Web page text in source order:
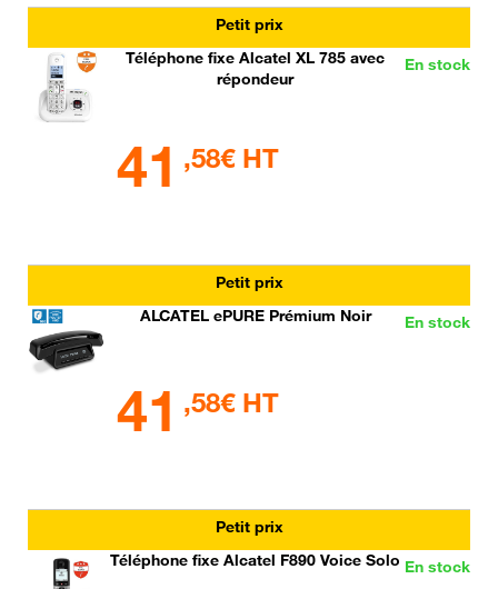
Petit prix
En stock
Téléphone fixe Alcatel XL 785 avec
répondeur
41 ,58€ HT
Petit prix
En stock
ALCATEL ePURE Prémium Noir
41 ,58€ HT
Petit prix
En stock
Téléphone fixe Alcatel F890 Voice Solo